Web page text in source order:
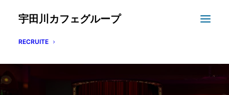
宇田川カフェグループ
RECRUITE